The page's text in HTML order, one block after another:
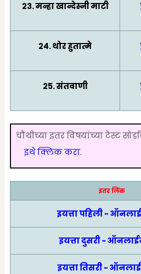
२३. मन्हा खान्देस्नी माटी
२४. थोर हुतात्मे
२५. संतवाणी
चौथीच्या इतर विषयांच्या टेस्ट
इथे क्लिक करा.
इतर लिंक
इयत्ता पहिली -
इयत्ता दुसरी -
इयत्ता तिसरी -